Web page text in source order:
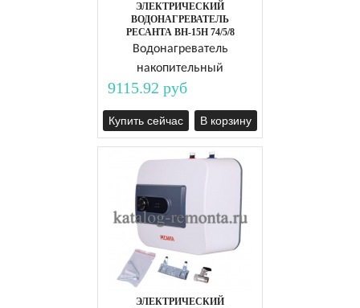
ЭЛЕКТРИЧЕСКИЙ
ВОДОНАГРЕВАТЕЛЬ
РЕСАНТА ВН-15Н 74/5/8
Водонагреватель
накопительный
9115.92 руб
Купить сейчас В корзину
ЭЛЕКТРИЧЕСКИЙ